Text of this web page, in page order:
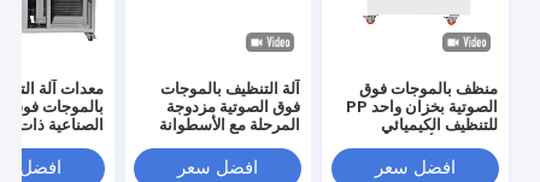
منظف ​​بالموجات فوق
الصوتية بخزان واحد PP
للتنظيف الكيميائي
والقلويات القوية
افضل سعر
آلة التنظيف بالموجات
فوق الصوتية مزدوجة
المرحلة مع الأسطوانة
افضل سعر
معدات آلة
بالموجات فوق
الصناعية ذات
افضل